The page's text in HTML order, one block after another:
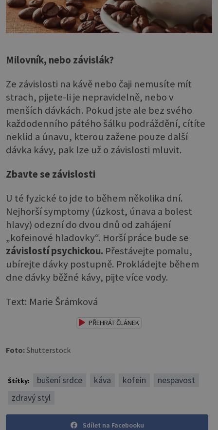
Milovník, nebo závislák?
Ze závislosti na kávě nebo čaji nemusíte mít
strach, pijete-li je nepravidelně, nebo v
menších dávkách. Pokud jste ale bez svého
každodenního pátého šálku podráždění, cítíte
neklid a únavu, kterou zažene pouze další
dávka kávy, pak lze už o závislosti mluvit.
Zbavte se závislosti
U té fyzické to jde to během několika dní.
Nejhorší symptomy (úzkost, únava a bolest
hlavy) odezní do dvou dnů od zahájení
„kofeinové hladovky“. Horší práce bude se
závislostí psychickou. Přestávejte pomalu,
ubírejte dávky postupně. Prokládejte během
dne dávky běžné kávy, pijte více vody.
Text: Marie Šrámková
PŘEHRÁT ČLÁNEK
Foto:Shutterstock
Štítky: bušení srdce káva kofein
nespavost
zdravý styl
Sdílet na Facebooku